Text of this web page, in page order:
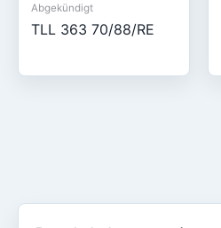
Abgekündigt
TLL 363 70/88/RE